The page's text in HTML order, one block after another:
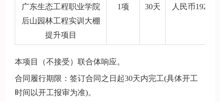
广东生态工程职业学院
后山园林工程实训大棚
提升项目
1项 30天
人民币
本项目（不接受）联合体响应。
合同履行期限：签订合同之日起30天内完工(具体开工
时间以开工报审为准)。